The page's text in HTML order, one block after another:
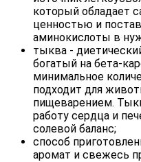
который обладает
ценностью и
аминокислоты в
тыква -
богатый на бета-
минимальное
подходит для
пищеварением.
работу сердца и
солевой баланс;
способ
аромат и свежесь